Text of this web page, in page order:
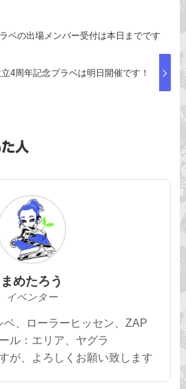
ベの出場メンバー受付は本日までです
4周年記念プラベは明日開催です！
人
まめたろう
イベンター
ベ、ローラーヒッセン、ZAP
ル：エリア、ヤグラ
が、よろしくお願い致します